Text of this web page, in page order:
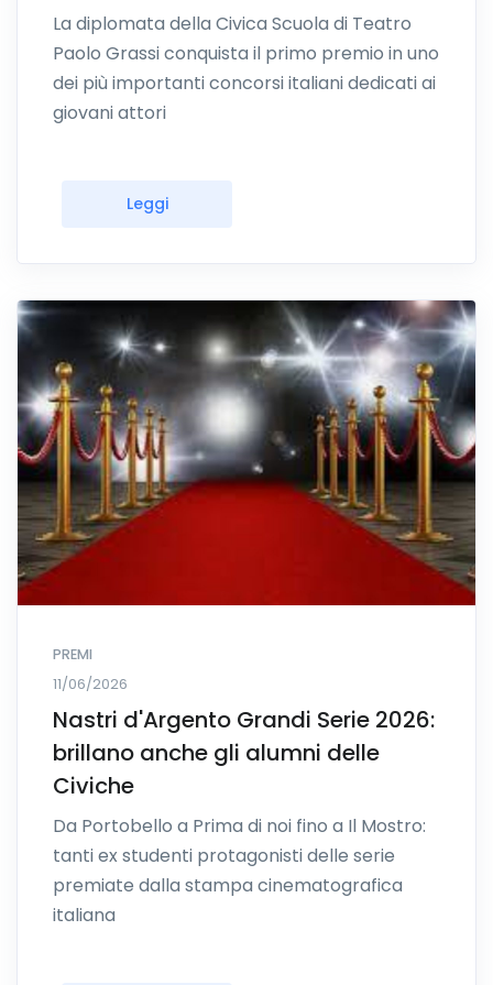
La diplomata della Civica Scuola di Teatro
Paolo Grassi conquista il primo premio in uno
dei più importanti concorsi italiani dedicati ai
giovani attori
Leggi
PREMI
11/06/2026
Nastri d'Argento Grandi Serie 2026:
brillano anche gli alumni delle
Civiche
Da Portobello a Prima di noi fino a Il Mostro:
tanti ex studenti protagonisti delle serie
premiate dalla stampa cinematografica
italiana